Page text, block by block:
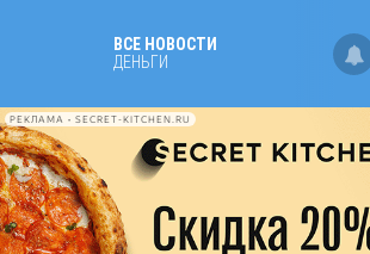
ВСЕ НОВОСТИ
ДЕНЬГИ
РЕКЛАМА • SECRET-KITCHEN.RU